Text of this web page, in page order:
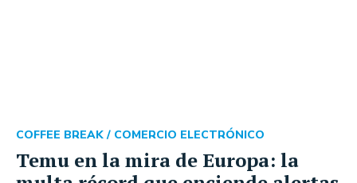
Temu en la mira de Europa: la
COFFEE BREAK / COMERCIO ELECTRÓNICO